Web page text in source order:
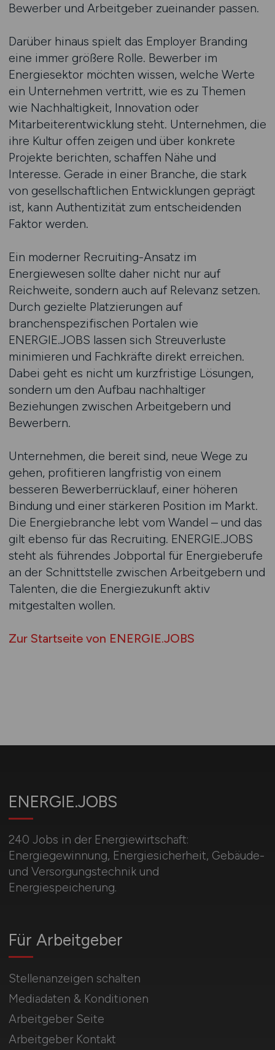
Bewerber und Arbeitgeber zueinander passen.
Darüber hinaus spielt das Employer Branding
eine immer größere Rolle. Bewerber im
Energiesektor möchten wissen, welche Werte
ein Unternehmen vertritt, wie es zu Themen
wie Nachhaltigkeit, Innovation oder
Mitarbeiterentwicklung steht. Unternehmen, die
ihre Kultur offen zeigen und über konkrete
Projekte berichten, schaffen Nähe und
Interesse. Gerade in einer Branche, die stark
von gesellschaftlichen Entwicklungen geprägt
ist, kann Authentizität zum entscheidenden
Faktor werden.
Ein moderner Recruiting-Ansatz im
Energiewesen sollte daher nicht nur auf
Reichweite, sondern auch auf Relevanz setzen.
Durch gezielte Platzierungen auf
branchenspezifischen Portalen wie
ENERGIE.JOBS lassen sich Streuverluste
minimieren und Fachkräfte direkt erreichen.
Dabei geht es nicht um kurzfristige Lösungen,
sondern um den Aufbau nachhaltiger
Beziehungen zwischen Arbeitgebern und
Bewerbern.
Unternehmen, die bereit sind, neue Wege zu
gehen, profitieren langfristig von einem
besseren Bewerberrücklauf, einer höheren
Bindung und einer stärkeren Position im Markt.
Die Energiebranche lebt vom Wandel – und das
gilt ebenso für das Recruiting. ENERGIE.JOBS
steht als führendes Jobportal für Energieberufe
an der Schnittstelle zwischen Arbeitgebern und
Talenten, die die Energiezukunft aktiv
mitgestalten wollen.
Zur Startseite von ENERGIE.JOBS
ENERGIE.JOBS
240 Jobs in der Energiewirtschaft:
Energiegewinnung, Energiesicherheit, Gebäude-
und Versorgungstechnik und
Energiespeicherung.
Für Arbeitgeber
Stellenanzeigen schalten
Mediadaten & Konditionen
Arbeitgeber Seite
Arbeitgeber Kontakt